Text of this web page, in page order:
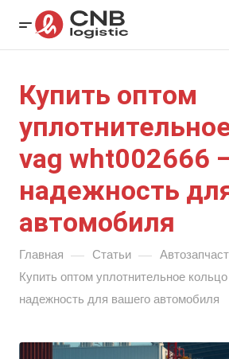
Купить оптом
vag wht002666
надежность
автомобиля
Главная — Статьи —
Купить оптом уплотнительное
надежность для вашего автомобиля